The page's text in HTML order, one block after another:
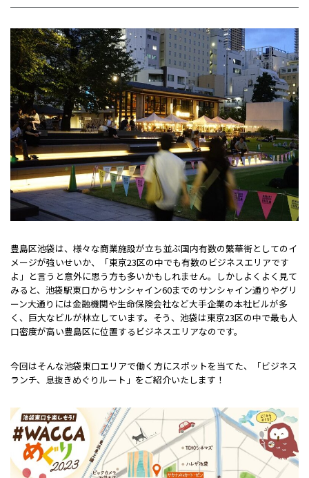
豊島区池袋は、様々な商業施設が立ち並ぶ国内有数の繁華街としてのイ
メージが強いせいか、「東京23区の中でも有数のビジネスエリアです
よ」と言うと意外に思う方も多いかもしれません。しかしよくよく見て
みると、池袋駅東口からサンシャイン60までのサンシャイン通りやグリ
ーン大通りには金融機関や生命保険会社など大手企業の本社ビルが多
く、巨大なビルが林立しています。そう、池袋は東京23区の中で最も人
口密度が高い豊島区に位置するビジネスエリアなのです。
今回はそんな池袋東口エリアで働く方にスポットを当てた、「ビジネス
ランチ、息抜きめぐりルート」をご紹介いたします！